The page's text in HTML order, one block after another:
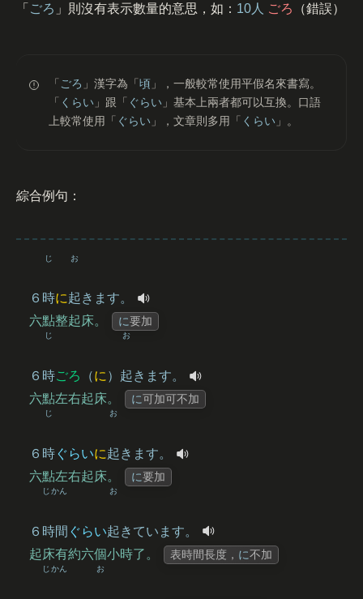
「 ごろ 」則沒有表示數量的意思，如： 10 人 ごろ （錯誤）
「ごろ 」漢字為「頃 」，一般較常使用平假名來書寫。
「 くらい 」跟「 ぐらい 」基本上兩者都可以互換。口語
上較常使用「 ぐらい 」，文章則多用「 くらい 」。
綜合例句：
６ 時
じ
に起
お
きます。
六點整起床。
に要加
６ 時
じ
ごろ （に ） 起
お
きます。
六點左右起床。
に可加可不加
６ 時
じ
ぐらいに起
お
きます。
六點左右起床。
に要加
６ 時間
じかん
ぐらい起
お
きています。
起床有約六個小時了。
表時間長度， に不加
じかん お